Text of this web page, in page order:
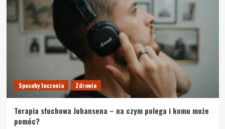
Sposoby leczenia Zdrowie
Terapia słuchowa Johansena – na czym polega i komu może
pomóc?